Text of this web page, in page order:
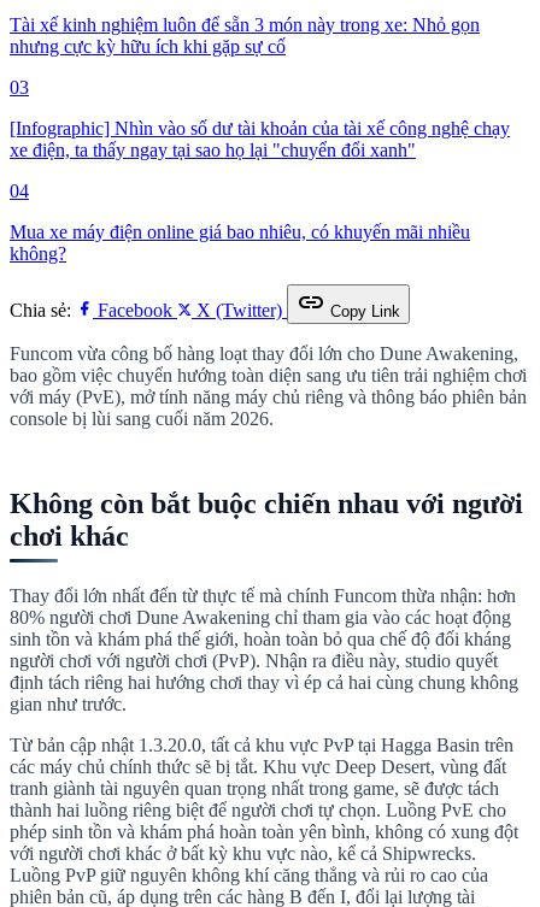
Tài xế kinh nghiệm luôn để sẵn 3 món này trong xe: Nhỏ gọn
nhưng cực kỳ hữu ích khi gặp sự cố
03
[Infographic] Nhìn vào số dư tài khoản của tài xế công nghệ chạy
xe điện, ta thấy ngay tại sao họ lại "chuyển đổi xanh"
04
Mua xe máy điện online giá bao nhiêu, có khuyến mãi nhiều
không?
Chia sẻ: Facebook X (Twitter) link Copy Link
Funcom vừa công bố hàng loạt thay đổi lớn cho Dune Awakening,
bao gồm việc chuyển hướng toàn diện sang ưu tiên trải nghiệm chơi
với máy (PvE), mở tính năng máy chủ riêng và thông báo phiên bản
console bị lùi sang cuối năm 2026.
Không còn bắt buộc chiến nhau với người
chơi khác
Thay đổi lớn nhất đến từ thực tế mà chính Funcom thừa nhận: hơn
80% người chơi Dune Awakening chỉ tham gia vào các hoạt động
sinh tồn và khám phá thế giới, hoàn toàn bỏ qua chế độ đối kháng
người chơi với người chơi (PvP). Nhận ra điều này, studio quyết
định tách riêng hai hướng chơi thay vì ép cả hai cùng chung không
gian như trước.
Từ bản cập nhật 1.3.20.0, tất cả khu vực PvP tại Hagga Basin trên
các máy chủ chính thức sẽ bị tắt. Khu vực Deep Desert, vùng đất
tranh giành tài nguyên quan trọng nhất trong game, sẽ được tách
thành hai luồng riêng biệt để người chơi tự chọn. Luồng PvE cho
phép sinh tồn và khám phá hoàn toàn yên bình, không có xung đột
với người chơi khác ở bất kỳ khu vực nào, kể cả Shipwrecks.
Luồng PvP giữ nguyên không khí căng thẳng và rủi ro cao của
phiên bản cũ, áp dụng trên các hàng B đến I, đổi lại lượng tài